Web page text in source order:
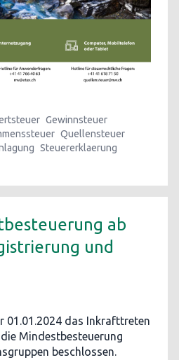
Gewinnsteuer
Quellensteuer
Steuererklaerung
ab
und
01.01.2024 das Inkrafttreten
Mindestbesteuerung
beschlossen.